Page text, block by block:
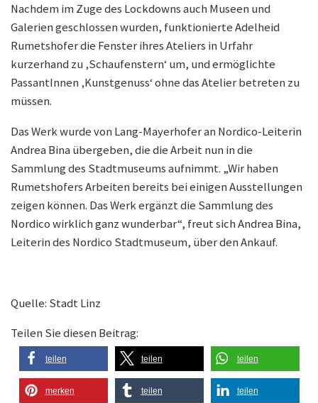
Nachdem im Zuge des Lockdowns auch Museen und
Galerien geschlossen wurden, funktionierte Adelheid
Rumetshofer die Fenster ihres Ateliers in Urfahr
kurzerhand zu ‚Schaufenstern‘ um, und ermöglichte
PassantInnen ‚Kunstgenuss‘ ohne das Atelier betreten zu
müssen.
Das Werk wurde von Lang-Mayerhofer an Nordico-Leiterin
Andrea Bina übergeben, die die Arbeit nun in die
Sammlung des Stadtmuseums aufnimmt. „Wir haben
Rumetshofers Arbeiten bereits bei einigen Ausstellungen
zeigen können. Das Werk ergänzt die Sammlung des
Nordico wirklich ganz wunderbar“, freut sich Andrea Bina,
Leiterin des Nordico Stadtmuseum, über den Ankauf.
Quelle: Stadt Linz
Teilen Sie diesen Beitrag:
teilen teilen teilen
merken teilen teilen